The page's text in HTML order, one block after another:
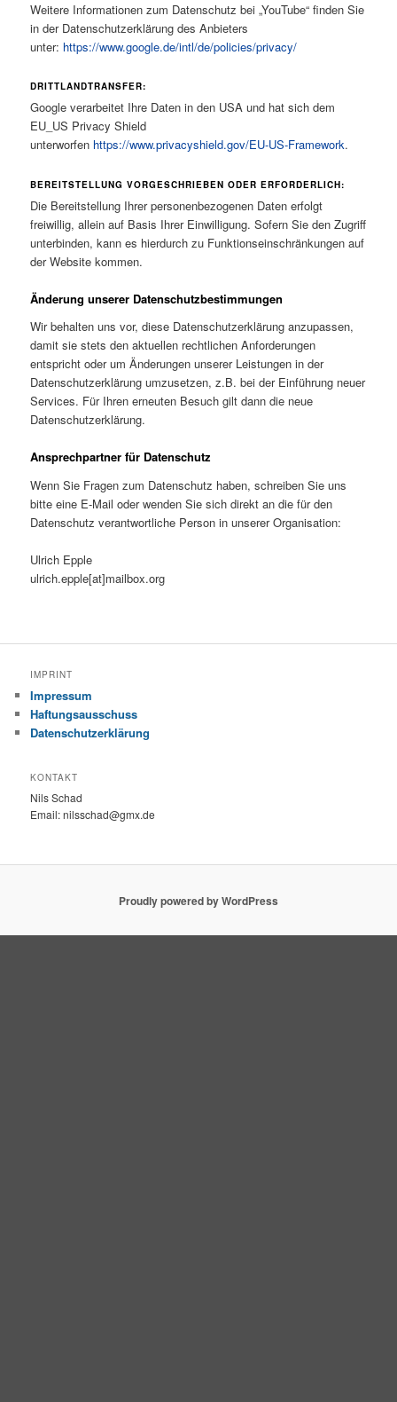
Weitere Informationen zum Datenschutz bei „YouTube“ finden Sie
in der Datenschutzerklärung des Anbieters
unter: https://www.google.de/intl/de/policies/privacy/
DRITTLANDTRANSFER:
Google verarbeitet Ihre Daten in den USA und hat sich dem
EU_US Privacy Shield
unterworfen https://www.privacyshield.gov/EU-US-Framework.
BEREITSTELLUNG VORGESCHRIEBEN ODER ERFORDERLICH:
Die Bereitstellung Ihrer personenbezogenen Daten erfolgt
freiwillig, allein auf Basis Ihrer Einwilligung. Sofern Sie den Zugriff
unterbinden, kann es hierdurch zu Funktionseinschränkungen auf
der Website kommen.
Änderung unserer Datenschutzbestimmungen
Wir behalten uns vor, diese Datenschutzerklärung anzupassen,
damit sie stets den aktuellen rechtlichen Anforderungen
entspricht oder um Änderungen unserer Leistungen in der
Datenschutzerklärung umzusetzen, z.B. bei der Einführung neuer
Services. Für Ihren erneuten Besuch gilt dann die neue
Datenschutzerklärung.
Ansprechpartner für Datenschutz
Wenn Sie Fragen zum Datenschutz haben, schreiben Sie uns
bitte eine E-Mail oder wenden Sie sich direkt an die für den
Datenschutz verantwortliche Person in unserer Organisation:
Ulrich Epple
ulrich.epple[at]mailbox.org
IMPRINT
Impressum
Haftungsausschuss
Datenschutzerklärung
KONTAKT
Nils Schad
Email: nilsschad@gmx.de
Proudly powered by WordPress